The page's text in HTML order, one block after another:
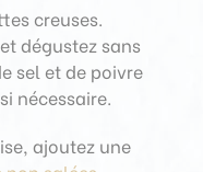
creuses.
dégustez sans
sel et de poivre
nécessaire.
ajoutez une